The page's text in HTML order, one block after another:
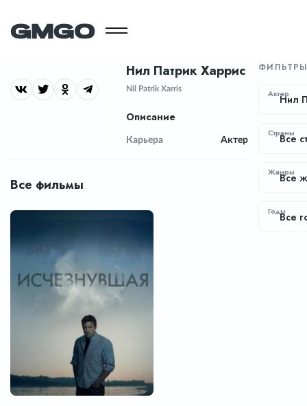
Нил Патрик Харрис
Nil Patrik Xarris
Описание
Карьера Актер
Все фильмы
ФИЛЬТРЫ
АктерНил
Страны
Все
Жанры
Все
ГодыВсе